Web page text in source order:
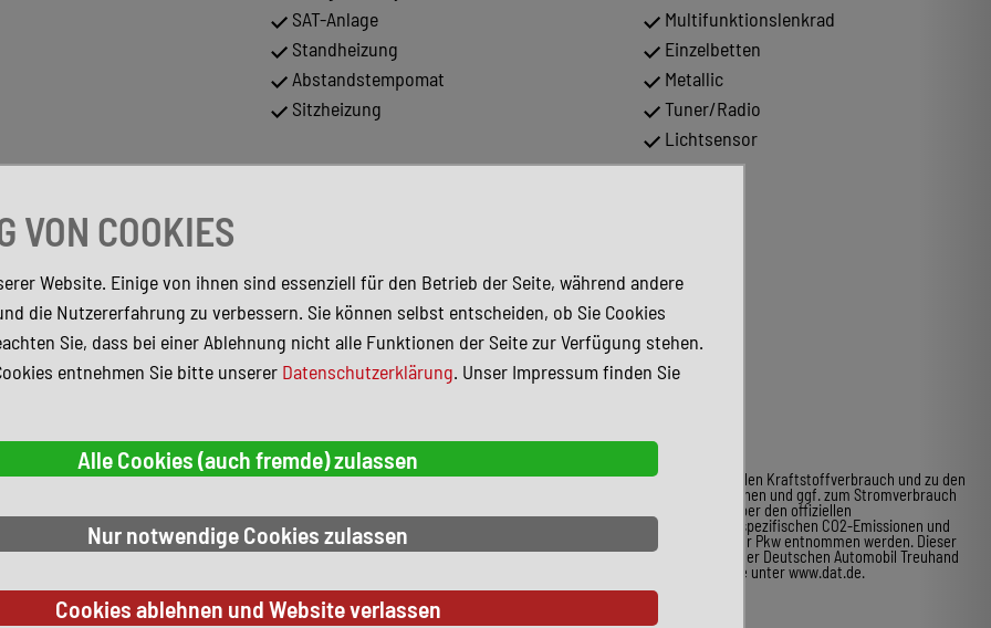
SAT-Anlage
Standheizung
Abstandstempomat
Sitzheizung
Multifunktionslenkrad
Einzelbetten
Metallic
Tuner/Radio
Lichtsensor
* Weitere Informationen zum offiziellen Kraftstoffverbrauch und zu den
offiziellen spezifischen CO2-Emissionen und ggf. zum Stromverbrauch
neuer Pkw können dem Leitfaden über den offiziellen
Kraftstoffverbrauch, die offiziellen spezifischen CO2-Emissionen und
den offiziellen Stromverbrauch neuer Pkw entnommen werden. Dieser
ist an allen Verkaufsstellen und bei der Deutschen Automobil Treuhand
GmbH unentgeltlich erhältlich, sowie unter www.dat.de.
VON COOKIES
Website. Einige von ihnen sind essenziell für den Betrieb der Seite, während andere
die Nutzererfahrung zu verbessern. Sie können selbst entscheiden, ob Sie Cookies
Sie, dass bei einer Ablehnung nicht alle Funktionen der Seite zur Verfügung stehen.
entnehmen Sie bitte unserer Datenschutzerklärung. Unser Impressum finden Sie